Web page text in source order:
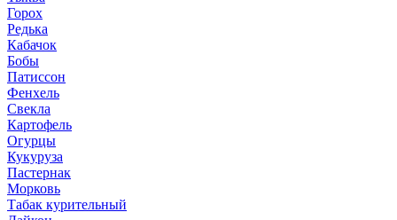
Горох
Редька
Кабачок
Бобы
Патиссон
Фенхель
Свекла
Картофель
Огурцы
Кукуруза
Пастернак
Морковь
Табак курительный